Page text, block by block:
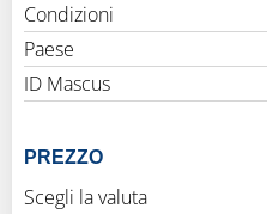
Condizioni
Paese
ID Mascus
PREZZO
Scegli la valuta